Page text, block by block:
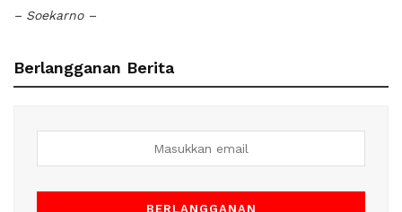
– Soekarno –
Berlangganan Berita